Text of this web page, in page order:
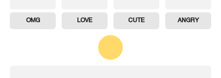
ANGRY
CUTE
LOVE
OMG